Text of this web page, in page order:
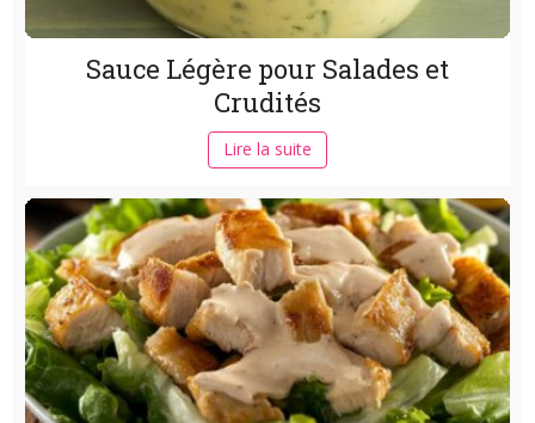
Sauce Légère pour Salades et
Crudités
Lire la suite